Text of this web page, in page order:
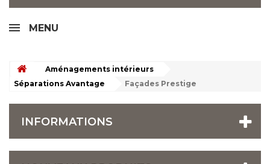
MENU
Aménagements intérieurs
Séparations Avantage
Façades Prestige
INFORMATIONS